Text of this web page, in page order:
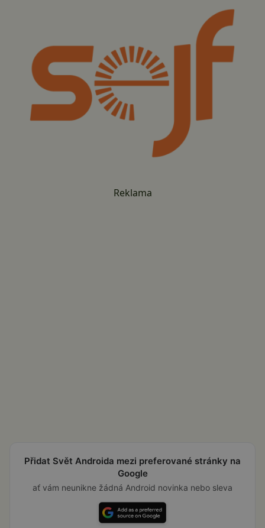
Reklama
Přidat Svět Androida mezi preferované stránky na
Google
ať vám neunikne žádná Android novinka nebo sleva